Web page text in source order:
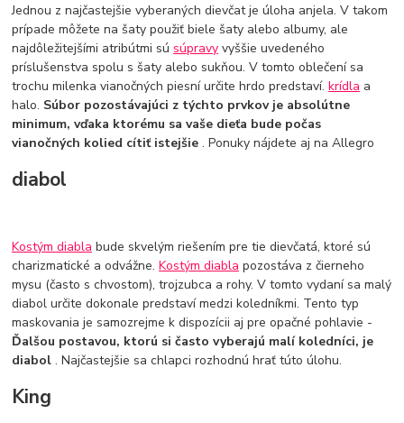
Jednou z najčastejšie vyberaných dievčat je úloha anjela. V takom
prípade môžete na šaty použiť biele šaty alebo albumy, ale
najdôležitejšími atribútmi súsúpravy vyššie uvedeného
príslušenstva spolu s šaty alebo sukňou. V tomto oblečení sa
trochu milenka vianočných piesní určite hrdo predstaví.krídla a
halo. Súbor pozostávajúci z týchto prvkov je absolútne
minimum, vďaka ktorému sa vaše dieťa bude počas
vianočných kolied cítiť istejšie. Ponuky nájdete aj na Allegro
diabol
Kostým diabla bude skvelým riešením pre tie dievčatá, ktoré sú
charizmatické a odvážne.Kostým diabla pozostáva z čierneho
mysu (často s chvostom), trojzubca a rohy. V tomto vydaní sa malý
diabol určite dokonale predstaví medzi koledníkmi. Tento typ
maskovania je samozrejme k dispozícii aj pre opačné pohlavie -
Ďalšou postavou, ktorú si často vyberajú malí koledníci, je
diabol. Najčastejšie sa chlapci rozhodnú hrať túto úlohu.
King